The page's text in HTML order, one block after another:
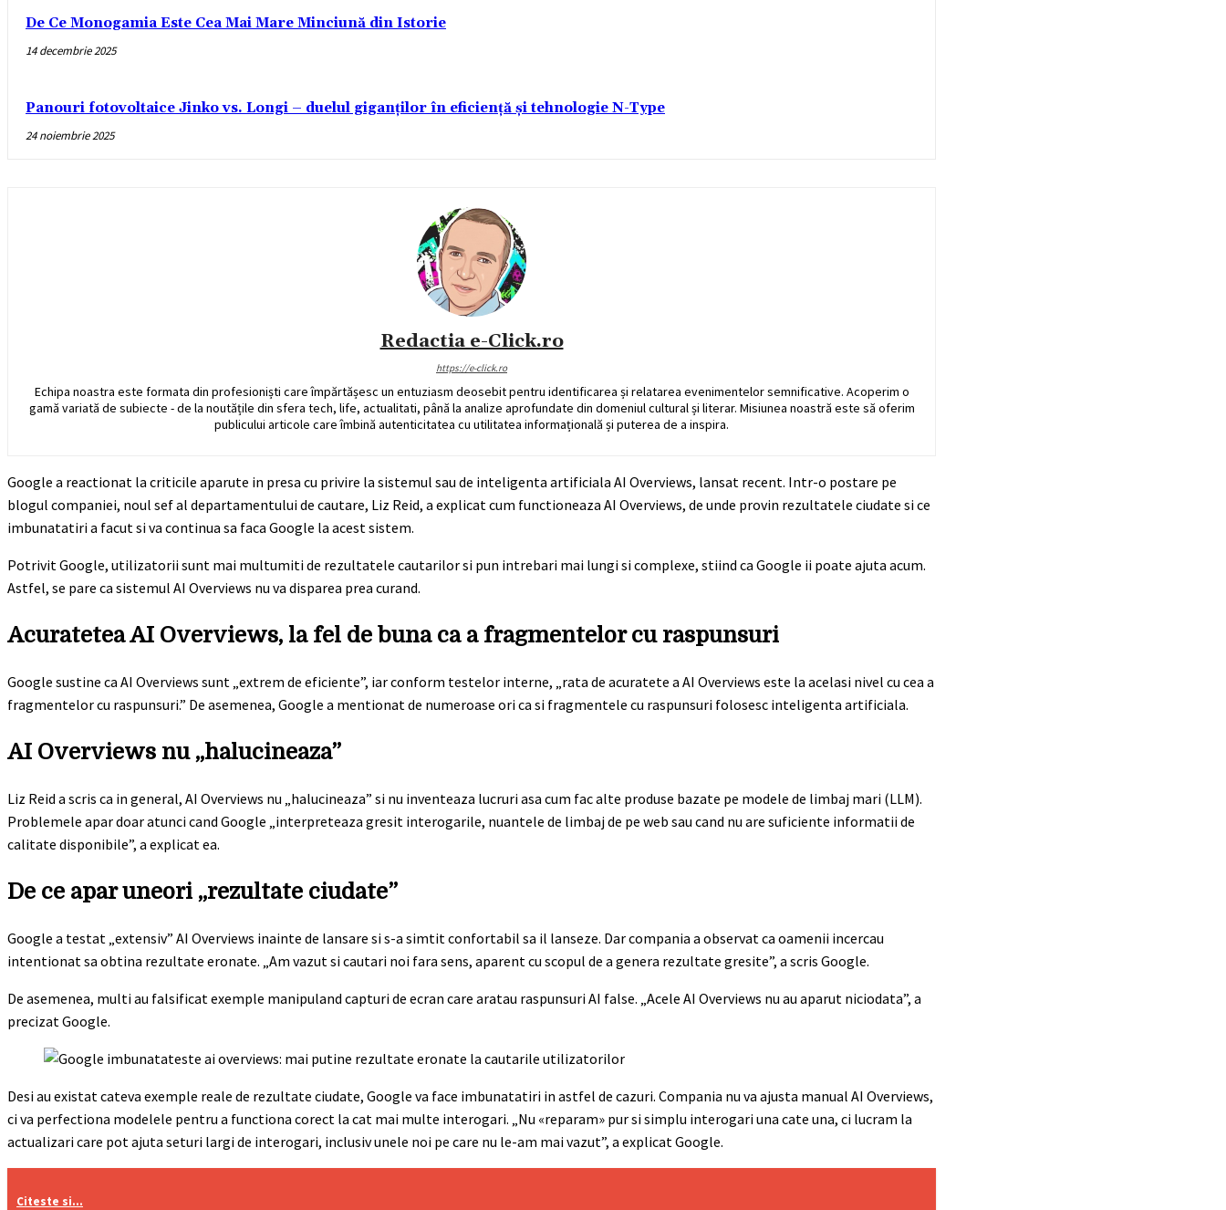
De Ce Monogamia Este Cea Mai Mare Minciună din Istorie
14 decembrie 2025
Panouri fotovoltaice Jinko vs. Longi – duelul giganților în eficiență și tehnologie N-Type
24 noiembrie 2025
Redactia e-Click.ro
https://e-click.ro
Echipa noastra este formata din profesioniști care împărtășesc un entuziasm deosebit pentru identificarea și relatarea evenimentelor semnificative. Acoperim o
gamă variată de subiecte - de la noutățile din sfera tech, life, actualitati, până la analize aprofundate din domeniul cultural și literar. Misiunea noastră este să oferim
publicului articole care îmbină autenticitatea cu utilitatea informațională și puterea de a inspira.
Google a reactionat la criticile aparute in presa cu privire la sistemul sau de inteligenta artificiala AI Overviews, lansat recent. Intr-o postare pe
blogul companiei, noul sef al departamentului de cautare, Liz Reid, a explicat cum functioneaza AI Overviews, de unde provin rezultatele ciudate si ce
imbunatatiri a facut si va continua sa faca Google la acest sistem.
Potrivit Google, utilizatorii sunt mai multumiti de rezultatele cautarilor si pun intrebari mai lungi si complexe, stiind ca Google ii poate ajuta acum.
Astfel, se pare ca sistemul AI Overviews nu va disparea prea curand.
Acuratetea AI Overviews, la fel de buna ca a fragmentelor cu raspunsuri
Google sustine ca AI Overviews sunt „extrem de eficiente”, iar conform testelor interne, „rata de acuratete a AI Overviews este la acelasi nivel cu cea a
fragmentelor cu raspunsuri.” De asemenea, Google a mentionat de numeroase ori ca si fragmentele cu raspunsuri folosesc inteligenta artificiala.
AI Overviews nu „halucineaza”
Liz Reid a scris ca in general, AI Overviews nu „halucineaza” si nu inventeaza lucruri asa cum fac alte produse bazate pe modele de limbaj mari (LLM).
Problemele apar doar atunci cand Google „interpreteaza gresit interogarile, nuantele de limbaj de pe web sau cand nu are suficiente informatii de
calitate disponibile”, a explicat ea.
De ce apar uneori „rezultate ciudate”
Google a testat „extensiv” AI Overviews inainte de lansare si s-a simtit confortabil sa il lanseze. Dar compania a observat ca oamenii incercau
intentionat sa obtina rezultate eronate. „Am vazut si cautari noi fara sens, aparent cu scopul de a genera rezultate gresite”, a scris Google.
De asemenea, multi au falsificat exemple manipuland capturi de ecran care aratau raspunsuri AI false. „Acele AI Overviews nu au aparut niciodata”, a
precizat Google.
Desi au existat cateva exemple reale de rezultate ciudate, Google va face imbunatatiri in astfel de cazuri. Compania nu va ajusta manual AI Overviews,
ci va perfectiona modelele pentru a functiona corect la cat mai multe interogari. „Nu «reparam» pur si simplu interogari una cate una, ci lucram la
actualizari care pot ajuta seturi largi de interogari, inclusiv unele noi pe care nu le-am mai vazut”, a explicat Google.
Citeste si...